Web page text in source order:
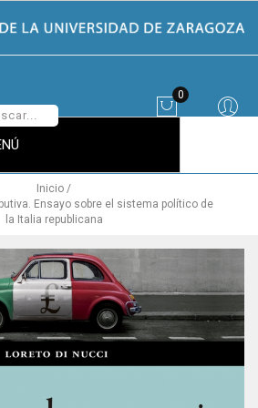
0
Inicio
Ensayo sobre el sistema político de
la Italia republicana